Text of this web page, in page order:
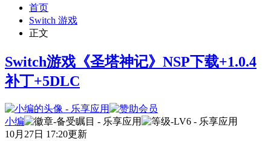
首页
Switch 游戏
正文
Switch游戏《圣塔神记》NSP下载+1.0.4
补丁+5DLC
小编
10月27日 17:20更新